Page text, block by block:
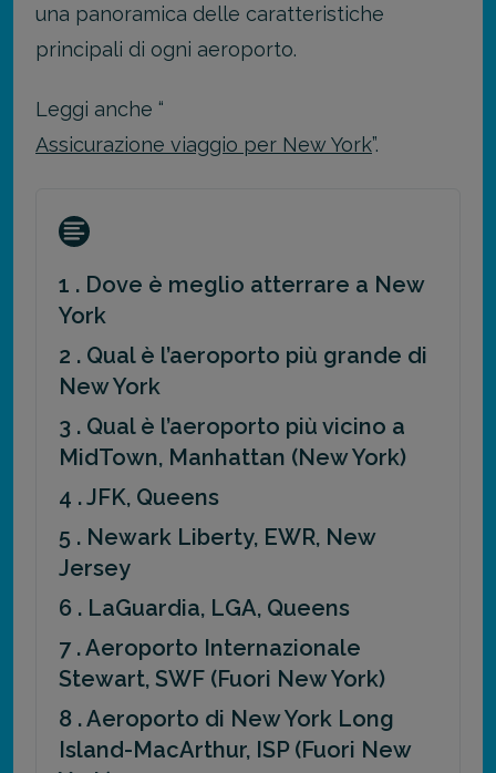
una panoramica delle caratteristiche
principali di ogni aeroporto.
Leggi anche “
Assicurazione viaggio per New York”.
1 . Dove è meglio atterrare a New
York
2 . Qual è l’aeroporto più grande di
New York
3 . Qual è l’aeroporto più vicino a
MidTown, Manhattan (New York)
4 . JFK, Queens
5 . Newark Liberty, EWR, New
Jersey
6 . LaGuardia, LGA, Queens
7 . Aeroporto Internazionale
Stewart, SWF (Fuori New York)
8 . Aeroporto di New York Long
Island-MacArthur, ISP (Fuori New